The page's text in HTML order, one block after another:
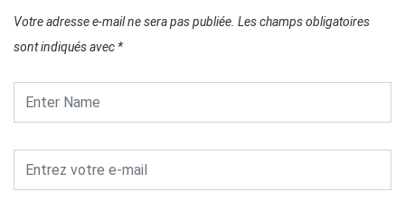
Votre adresse e-mail ne sera pas publiée. Les champs obligatoires
sont indiqués avec *